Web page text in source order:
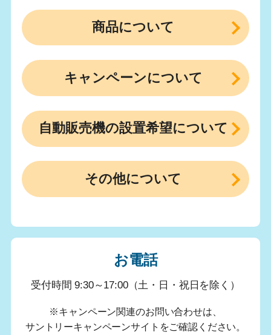
商品について
キャンペーンについて
自動販売機の設置希望について
その他について
お電話
受付時間 9:30～17:00（土・日・祝日を除く）
※キャンペーン関連のお問い合わせは、
サントリーキャンペーンサイトをご確認ください。